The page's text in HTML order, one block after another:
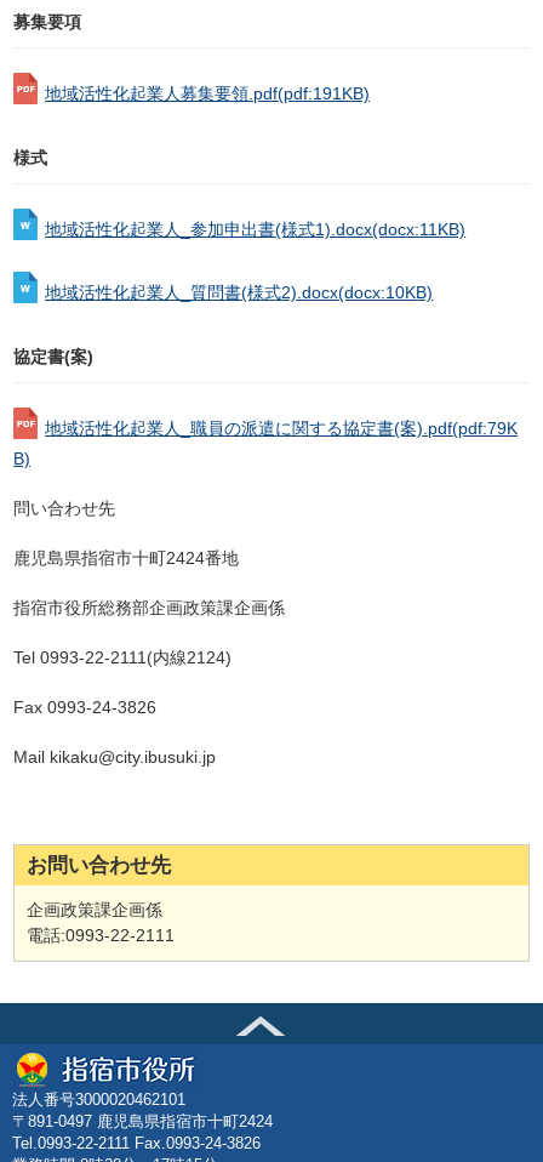
募集要項
地域活性化起業人募集要領.pdf(pdf:191KB)
様式
地域活性化起業人_参加申出書(様式1).docx(docx:11KB)
地域活性化起業人_質問書(様式2).docx(docx:10KB)
協定書(案)
地域活性化起業人_職員の派遣に関する協定書(案).pdf(pdf:79K
B)
問い合わせ先
鹿児島県指宿市十町2424番地
指宿市役所総務部企画政策課企画係
Tel 0993‐22‐2111(内線2124)
Fax 0993‐24‐3826
Mail kikaku@city.ibusuki.jp
お問い合わせ先
企画政策課企画係
電話:0993‐22‐2111
法人番号3000020462101
〒891-0497 鹿児島県指宿市十町2424
Tel.0993-22-2111 Fax.0993-24-3826